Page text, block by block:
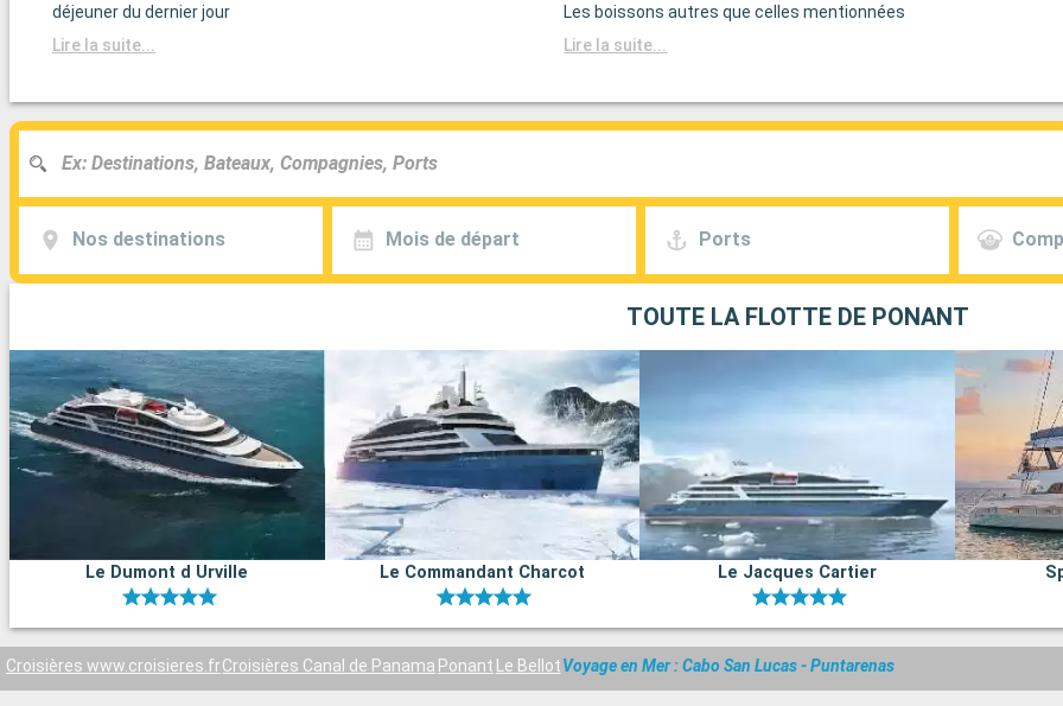
déjeuner du dernier jour
Lire la suite...
Les boissons autres que celles mentionnées
Lire la suite...
Nos destinations Mois de départ Ports
TOUTE LA FLOTTE DE PONANT
Le Dumont d Urville Le Commandant Charcot Le Jacques Cartier
Croisières www.croisieres.frCroisières Canal de Panama Ponant Le BellotVoyage en Mer : Cabo San Lucas - Puntarenas